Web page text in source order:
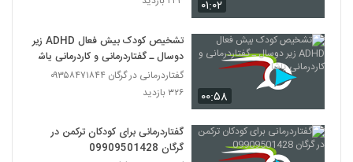
۰۱:۰۲
۰۰:۵۸
تشخیص کودک بیش فعال ADHD زیر
دوسال ـ گفتاردرمانی و کاردرمانی یاشا
گفتاردرمانی در گرگان ۰۹۳۵۸۴۷۱۸۴۴
۳۲۶ بازدید
گفتاردرمانی برای کودکان ترکمن در
گرگان 09909501428